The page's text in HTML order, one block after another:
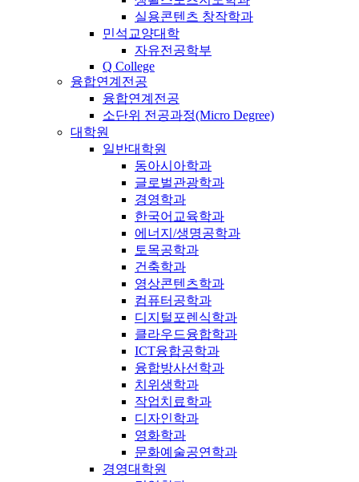
실용콘텐츠 창작학과
민석교양대학
자유전공학부
Q College
융합연계전공
융합연계전공
소단위 전공과정(Micro Degree)
대학원
일반대학원
동아시아학과
글로벌관광학과
경영학과
한국어교육학과
에너지/생명공학과
토목공학과
건축학과
영상콘텐츠학과
컴퓨터공학과
디지털포렌식학과
클라우드융합학과
ICT융합공학과
융합방사선학과
치위생학과
작업치료학과
디자인학과
영화학과
문화예술공연학과
경영대학원